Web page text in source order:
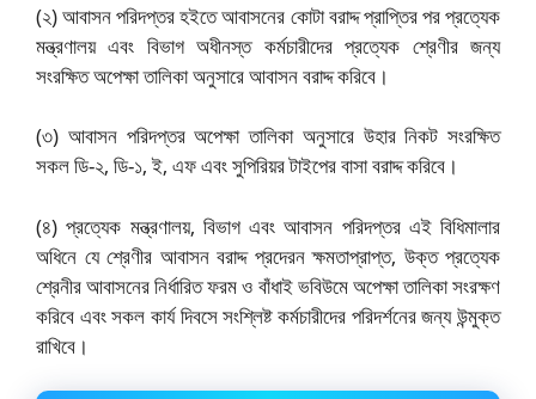
(২) আবাসন পরিদপ্তর হইতে আবাসনের কোটা বরাদ্দ প্রাপ্তির পর প্রত্যেক
মন্ত্রণালয় এবং বিভাগ অধীনস্ত কর্মচারীদের প্রত্যেক শ্রেণীর জন্য
সংরক্ষিত অপেক্ষা তালিকা অনুসারে আবাসন বরাদ্দ করিবে।
(৩) আবাসন পরিদপ্তর অপেক্ষা তালিকা অনুসারে উহার নিকট সংরক্ষিত
সকল ডি-২, ডি-১, ই, এফ এবং সুপিরিয়র টাইপের বাসা বরাদ্দ করিবে।
(৪) প্রত্যেক মন্ত্রণালয়, বিভাগ এবং আবাসন পরিদপ্তর এই বিধিমালার
অধিনে যে শ্রেণীর আবাসন বরাদ্দ প্রদেরন ক্ষমতাপ্রাপ্ত, উক্ত প্রত্যেক
শ্রেনীর আবাসনের নির্ধারিত ফরম ও বাঁধাই ভবিউমে অপেক্ষা তালিকা সংরক্ষণ
করিবে এবং সকল কার্য দিবসে সংশ্লিষ্ট কর্মচারীদের পরিদর্শনের জন্য উন্মুক্ত
রাখিবে।